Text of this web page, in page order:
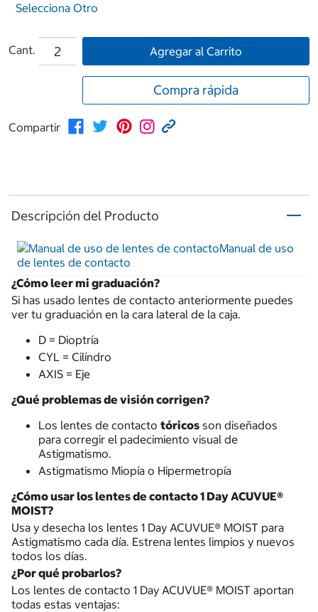
Selecciona Otro
Cant. Agregar al Carrito
Compra rápida
Compartir
Descripción del Producto
Manual de uso
de lentes de contacto
¿Cómo leer mi graduación?
Si has usado lentes de contacto anteriormente puedes
ver tu graduación en la cara lateral de la caja.
D = Dioptría
CYL = Cilíndro
AXIS = Eje
¿Qué problemas de visión corrigen?
Los lentes de contacto tóricosson diseñados
para corregir el padecimiento visual de
Astigmatismo.
Astigmatismo Miopía o Hipermetropía
¿Cómo usar los lentes de contacto 1 Day ACUVUE®
MOIST?
Usa y desecha los lentes 1 Day ACUVUE® MOIST para
Astigmatismo cada día. Estrena lentes limpios y nuevos
todos los días.
¿Por qué probarlos?
Los lentes de contacto 1 Day ACUVUE® MOIST aportan
todas estas ventajas: